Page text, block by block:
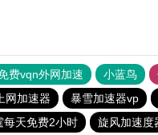
费vqn外网加速 小蓝鸟
网加速器 暴雪加速器vp
每天免费2小时 旋风加速度